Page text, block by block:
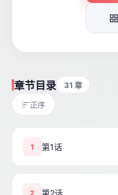
章节目录 31 章
正序
1 第1话
2 第2话